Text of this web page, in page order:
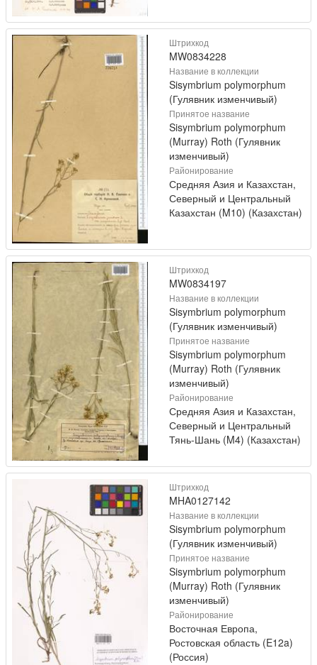
Штрихкод
MW0834228
Название в коллекции
Sisymbrium polymorphum
(Гулявник изменчивый)
Принятое название
Sisymbrium polymorphum
(Murray) Roth (Гулявник
изменчивый)
Районирование
Средняя Азия и Казахстан,
Северный и Центральный
Казахстан (M10) (Казахстан)
Штрихкод
MW0834197
Название в коллекции
Sisymbrium polymorphum
(Гулявник изменчивый)
Принятое название
Sisymbrium polymorphum
(Murray) Roth (Гулявник
изменчивый)
Районирование
Средняя Азия и Казахстан,
Северный и Центральный
Тянь-Шань (M4) (Казахстан)
Штрихкод
MHA0127142
Название в коллекции
Sisymbrium polymorphum
(Гулявник изменчивый)
Принятое название
Sisymbrium polymorphum
(Murray) Roth (Гулявник
изменчивый)
Районирование
Восточная Европа,
Ростовская область (E12a)
(Россия)